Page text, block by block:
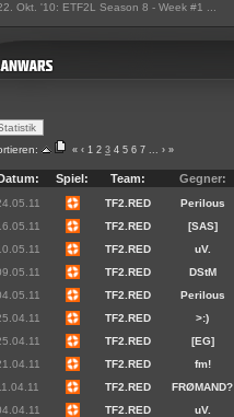
Okt. '10: ETF2L Season 8 - Week #1 ...
« ‹ 1 2 3 4 5 6 7 ... › »
Spiel: Team: Gegner:
TF2.RED
Perilous
TF2.RED
[SAS]
TF2.RED
uV.
TF2.RED
DStM
TF2.RED
Perilous
TF2.RED
>:)
TF2.RED
[EG]
TF2.RED
fm!
TF2.RED
FRØMAND?
TF2.RED
uV.